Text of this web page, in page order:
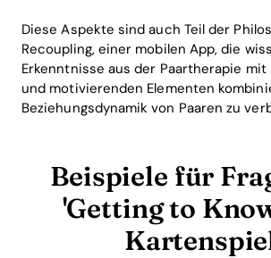
Diese Aspekte sind auch Teil der
Recoupling, einer mobilen App, die
Erkenntnisse aus der Paartherapie
und motivierenden Elementen
Beziehungsdynamik von Paaren zu
Beispiele für
'Getting to